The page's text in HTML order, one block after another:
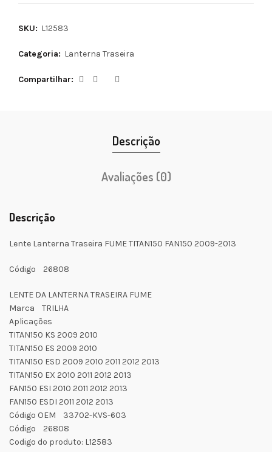
SKU: L12583
Categoria: Lanterna Traseira
Compartilhar
Descrição
Avaliações (0)
Descrição
Lente Lanterna Traseira FUME TITAN150 FAN150 2009-2013
Código 26808
LENTE DA LANTERNA TRASEIRA FUME
Marca TRILHA
Aplicações
TITAN150 KS 2009 2010
TITAN150 ES 2009 2010
TITAN150 ESD 2009 2010 2011 2012 2013
TITAN150 EX 2010 2011 2012 2013
FAN150 ESI 2010 2011 2012 2013
FAN150 ESDI 2011 2012 2013
Código OEM 33702-KVS-603
Código 26808
Codigo do produto: L12583